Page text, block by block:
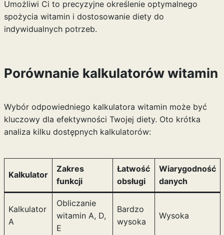
Umożliwi Ci to precyzyjne określenie optymalnego
spożycia witamin i dostosowanie diety do
indywidualnych potrzeb.
Porównanie kalkulatorów witamin
Wybór odpowiedniego kalkulatora witamin może być
kluczowy dla efektywności Twojej diety. Oto krótka
analiza kilku dostępnych kalkulatorów:
Kalkulator
Zakres
funkcji
Łatwość
obsługi
Wiarygodność
danych
Kalkulator
A
Obliczanie
witamin A, D,
E
Bardzo
wysoka
Wysoka